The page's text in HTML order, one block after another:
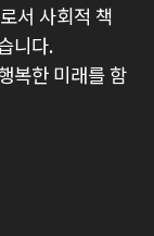
서 사회적 책
니다.
복한 미래를 함